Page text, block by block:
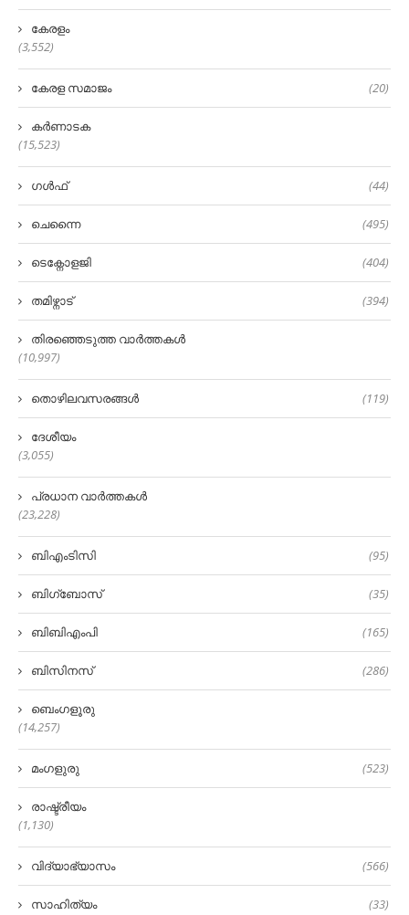
കേരളം
(3,552)
കേരള സമാജം (20)
കർണാടക
(15,523)
ഗൾഫ് (44)
ചെന്നൈ (495)
ടെക്നോളജി (404)
തമിഴ്നാട് (394)
തിരഞ്ഞെടുത്ത വാർത്തകൾ
(10,997)
തൊഴിലവസരങ്ങൾ (119)
ദേശീയം
(3,055)
പ്രധാന വാർത്തകൾ
(23,228)
ബിഎംടിസി (95)
ബിഗ്‌ബോസ് (35)
ബിബിഎംപി (165)
ബിസിനസ് (286)
ബെംഗളൂരു
(14,257)
മംഗളുരു (523)
രാഷ്ട്രീയം
(1,130)
വിദ്യാഭ്യാസം (566)
സാഹിത്യം (33)